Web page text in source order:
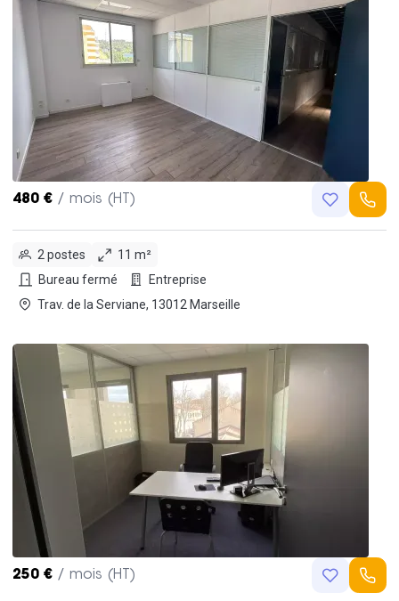
480 € / mois (HT)
2 postes
11 m²
Bureau fermé
Entreprise
Trav. de la Serviane, 13012 Marseille
250 € / mois (HT)